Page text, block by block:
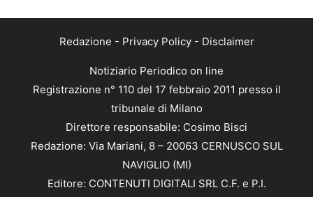
Redazione - Privacy Policy- Disclaimer
Notiziario Periodico on line
Registrazione n° 110 del 17 febbraio 2011 presso il
tribunale di Milano
Direttore responsabile: Cosimo Bisci
Redazione: Via Mariani, 8 – 20063 CERNUSCO SUL
NAVIGLIO (MI)
Editore: CONTENUTI DIGITALI SRL C.F. e P.I.